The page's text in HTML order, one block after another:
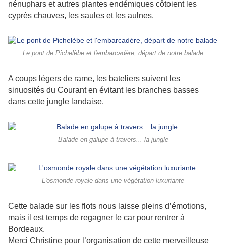
nénuphars et autres plantes endémiques côtoient les
cyprès chauves, les saules et les aulnes.
Le pont de Pichelèbe et l'embarcadère, départ de notre balade
A coups légers de rame, les bateliers suivent les
sinuosités du Courant en évitant les branches basses
dans cette jungle landaise.
Balade en galupe à travers... la jungle
L'osmonde royale dans une végétation luxuriante
Cette balade sur les flots nous laisse pleins d’émotions,
mais il est temps de regagner le car pour rentrer à
Bordeaux.
Merci Christine pour l’organisation de cette merveilleuse